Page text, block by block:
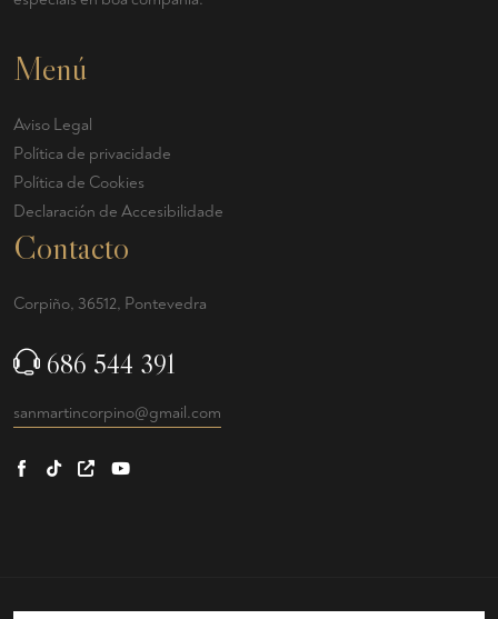
Menú
Aviso Legal
Política de privacidade
Política de Cookies
Declaración de Accesibilidade
Contacto
Corpiño, 36512, Pontevedra
686 544 391
sanmartincorpino@gmail.com